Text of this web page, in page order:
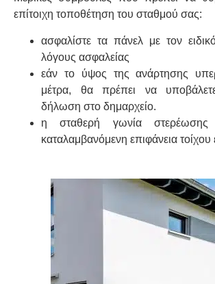
επίτοιχη τοποθέτηση του σταθμού σας:
ασφαλίστε τα πάνελ με τον
λόγους ασφαλείας
εάν το ύψος της ανάρτησης
μέτρα, θα πρέπει να
δήλωση στο δημαρχείο.
η σταθερή γωνία
καταλαμβανόμενη επιφάνεια τοίχου